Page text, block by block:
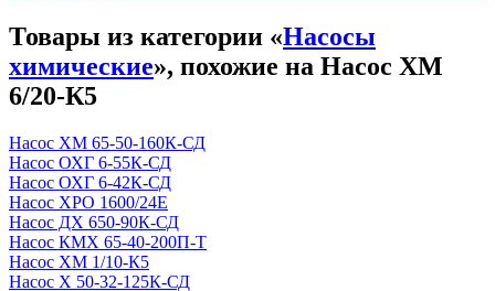
Товары из категории «Насосы
химические», похожие на Насос ХМ
6/20-К5
Насос ХМ 65-50-160К-СД
Насос ОХГ 6-55К-СД
Насос ОХГ 6-42К-СД
Насос ХРО 1600/24Е
Насос ДХ 650-90К-СД
Насос КМХ 65-40-200П-Т
Насос ХМ 1/10-К5
Насос Х 50-32-125К-СД